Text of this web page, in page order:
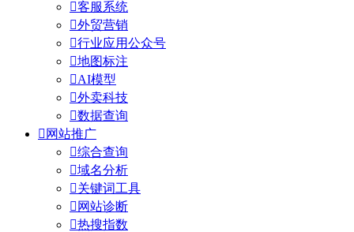
客服系统
外贸营销
行业应用公众号
地图标注
AI模型
外卖科技
数据查询
 网站推广
综合查询
域名分析
关键词工具
 网站诊断
热搜指数